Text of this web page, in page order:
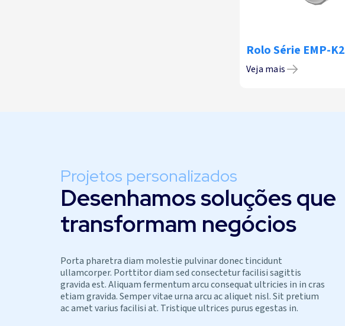
Rolo Série EMP-K2
Veja mais
Projetos personalizados
Desenhamos soluções que
transformam negócios
Porta pharetra diam molestie pulvinar donec tincidunt
ullamcorper. Porttitor diam sed consectetur facilisi sagittis
gravida est. Aliquam fermentum arcu consequat ultricies in in cras
etiam gravida. Semper vitae urna arcu ac aliquet nisl. Sit pretium
ac amet varius facilisi at. Tristique ultrices purus egestas in.